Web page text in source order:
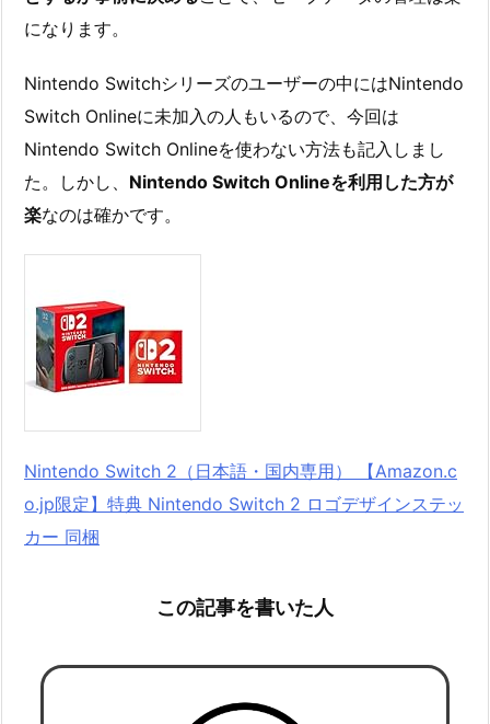
になります。
Nintendo Switchシリーズのユーザーの中にはNintendo
Switch Onlineに未加入の人もいるので、今回は
Nintendo Switch Onlineを使わない方法も記入しまし
た。しかし、 Nintendo Switch Onlineを利用した方が
楽なのは確かです。
Nintendo Switch 2（日本語・国内専用） 【Amazon.c
o.jp限定】特典 Nintendo Switch 2 ロゴデザインステッ
カー 同梱
この記事を書いた人